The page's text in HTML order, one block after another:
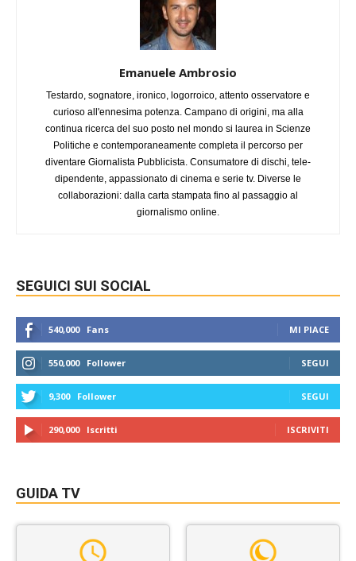
Emanuele Ambrosio
Testardo, sognatore, ironico, logorroico, attento osservatore e
curioso all'ennesima potenza. Campano di origini, ma alla
continua ricerca del suo posto nel mondo si laurea in Scienze
Politiche e contemporaneamente completa il percorso per
diventare Giornalista Pubblicista. Consumatore di dischi, tele-
dipendente, appassionato di cinema e serie tv. Diverse le
collaborazioni: dalla carta stampata fino al passaggio al
giornalismo online.
SEGUICI SUI SOCIAL
540,000 Fans MI PIACE
550,000 Follower SEGUI
9,300 Follower SEGUI
290,000 Iscritti ISCRIVITI
GUIDA TV